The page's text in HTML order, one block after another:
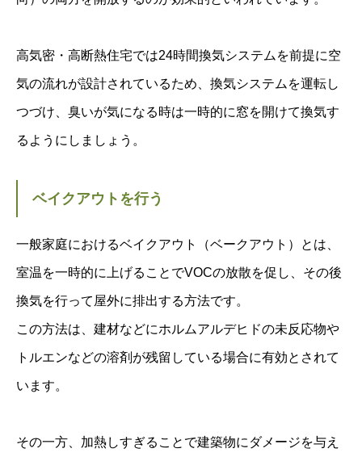
高気密・高断熱住宅では24時間換気システムを前提に空
気の流れが設計されているため、換気システムを運転し
つづけ、臭いが気になる時は一時的に窓を開けて換気す
るようにしましょう。
ベイクアウトを行う
一般家庭におけるベイクアウト（ベークアウト）とは、
室温を一時的に上げることでVOCの放散を促し、その後
換気を行って屋外に排出する方法です。
この方法は、建材などにホルムアルデヒドの未反応物や
トルエンなどの溶剤が残留している場合に有効とされて
います。
その一方、加熱しすぎることで建築物にダメージを与え